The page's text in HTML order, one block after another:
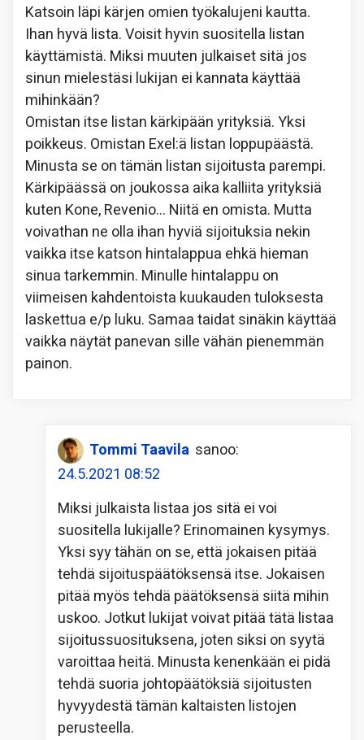
Katsoin läpi kärjen omien työkalujeni kautta.
Ihan hyvä lista. Voisit hyvin suositella listan
käyttämistä. Miksi muuten julkaiset sitä jos
sinun mielestäsi lukijan ei kannata käyttää
mihinkään?
Omistan itse listan kärkipään yrityksiä. Yksi
poikkeus. Omistan Exel:ä listan loppupäästä.
Minusta se on tämän listan sijoitusta parempi.
Kärkipäässä on joukossa aika kalliita yrityksiä
kuten Kone, Revenio… Niitä en omista. Mutta
voivathan ne olla ihan hyviä sijoituksia nekin
vaikka itse katson hintalappua ehkä hieman
sinua tarkemmin. Minulle hintalappu on
viimeisen kahdentoista kuukauden tuloksesta
laskettua e/p luku. Samaa taidat sinäkin käyttää
vaikka näytät panevan sille vähän pienemmän
painon.
Tommi Taavila sanoo:
24.5.2021 08:52
Miksi julkaista listaa jos sitä ei voi
suositella lukijalle? Erinomainen kysymys.
Yksi syy tähän on se, että jokaisen pitää
tehdä sijoituspäätöksensä itse. Jokaisen
pitää myös tehdä päätöksensä siitä mihin
uskoo. Jotkut lukijat voivat pitää tätä listaa
sijoitussuosituksena, joten siksi on syytä
varoittaa heitä. Minusta kenenkään ei pidä
tehdä suoria johtopäätöksiä sijoitusten
hyvyydestä tämän kaltaisten listojen
perusteella.